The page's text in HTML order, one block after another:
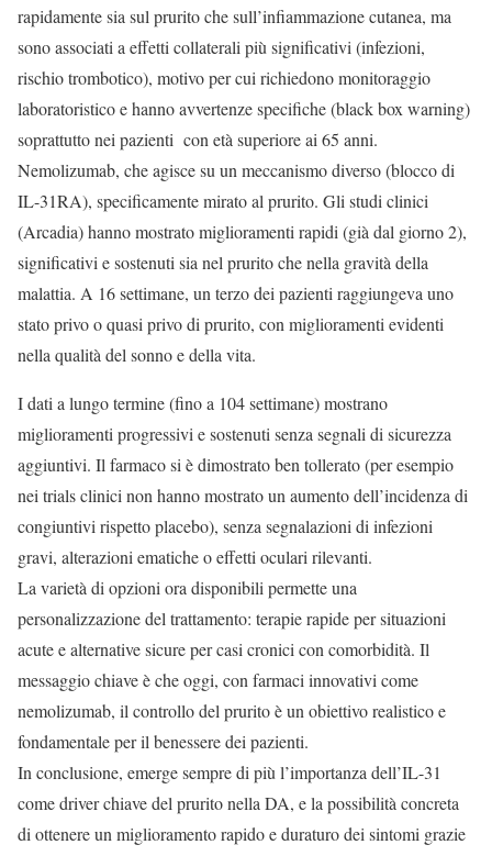
rapidamente sia sul prurito che sull’infiammazione cutanea, ma
sono associati a effetti collaterali più significativi (infezioni,
rischio trombotico), motivo per cui richiedono monitoraggio
laboratoristico e hanno avvertenze specifiche (black box warning)
soprattutto nei pazienti con età superiore ai 65 anni.
Nemolizumab, che agisce su un meccanismo diverso (blocco di
IL-31RA), specificamente mirato al prurito. Gli studi clinici
(Arcadia) hanno mostrato miglioramenti rapidi (già dal giorno 2),
significativi e sostenuti sia nel prurito che nella gravità della
malattia. A 16 settimane, un terzo dei pazienti raggiungeva uno
stato privo o quasi privo di prurito, con miglioramenti evidenti
nella qualità del sonno e della vita.
I dati a lungo termine (fino a 104 settimane) mostrano
miglioramenti progressivi e sostenuti senza segnali di sicurezza
aggiuntivi. Il farmaco si è dimostrato ben tollerato (per esempio
nei trials clinici non hanno mostrato un aumento dell’incidenza di
congiuntivi rispetto placebo), senza segnalazioni di infezioni
gravi, alterazioni ematiche o effetti oculari rilevanti.
La varietà di opzioni ora disponibili permette una
personalizzazione del trattamento: terapie rapide per situazioni
acute e alternative sicure per casi cronici con comorbidità. Il
messaggio chiave è che oggi, con farmaci innovativi come
nemolizumab, il controllo del prurito è un obiettivo realistico e
fondamentale per il benessere dei pazienti.
In conclusione, emerge sempre di più l’importanza dell’IL-31
come driver chiave del prurito nella DA, e la possibilità concreta
di ottenere un miglioramento rapido e duraturo dei sintomi grazie